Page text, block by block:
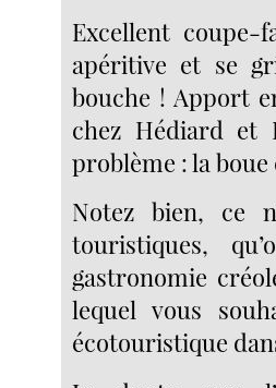
Excellent coupe-
apéritive et se
bouche ! Apport
chez Hédiard et
problème : la
Notez bien, ce
touristiques,
gastronomie
lequel vous
écotouristique